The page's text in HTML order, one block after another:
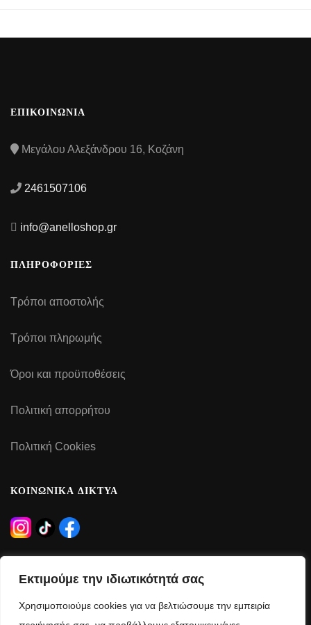
Εκτιμούμε την ιδιωτικότητά σας
Χρησιμοποιούμε cookies για να βελτιώσουμε την εμπειρία
ΕΠΙΚΟΙΝΩΝΙΑ
Μεγάλου Αλεξάνδρου 16, Κοζάνη
2461507106
info@anelloshop.gr
ΠΛΗΡΟΦΟΡΙΕΣ
Τρόποι αποστολής
Τρόποι πληρωμής
Όροι και προϋποθέσεις
Πολιτική απορρήτου
Πολιτική Cookies
ΚΟΙΝΩΝΙΚΑ ΔΙΚΤΥΑ
Δευτέρα – Τρίτη – Πέμπτη – Παρασκευή: